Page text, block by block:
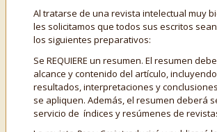
Al tratarse de una revista intelectual muy
les solicitamos que todos sus escritos
los siguientes preparativos:
Se REQUIERE un resumen. El resumen
alcance y contenido del artículo,
resultados, interpretaciones y
se apliquen. Además, el resumen deberá
servicio de índices y resúmenes de